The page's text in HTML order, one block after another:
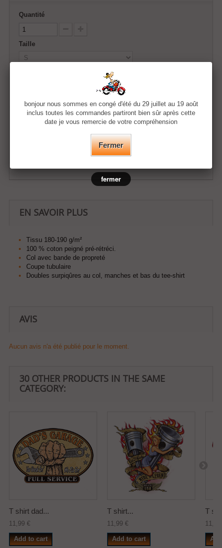
Quantité
Taille
Ajouter au panier
Ajouter à ma liste d'envies
EN SAVOIR PLUS
Tissu 180-190 g/m²
100 % coton peigné pré-rétréci.
Col avec bande de propreté
Coupe tubulaire
Doubles surpiqûres au col, manches et bas du tee-shirt
AVIS
Aucun avis n'a été publié pour le moment.
30 OTHER PRODUCTS IN THE SAME
CATEGORY:
T shirt dad...
11,99 €
Add to cart
T shirt...
11,99 €
Add to cart
T
bonjour nous sommes en congé d'été du 29 juillet au 19 août
inclus toutes les commandes partiront bien sûr après cette
date je vous remercie de votre compréhension
Fermer
fermer